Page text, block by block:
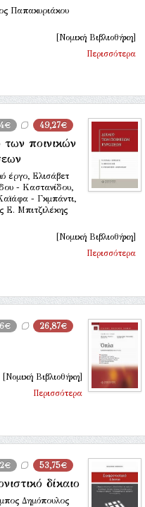
Παπακυριάκου
[Νομική Βιβλιοθήκη]
Περισσότερα
49,27€
των ποινικών
έργο, Ελισάβετ
- Καστανίδου,
- Γκμπάντι,
Ε. Μπιτζιλέκης
[Νομική Βιβλιοθήκη]
Περισσότερα
26,87€
[Νομική Βιβλιοθήκη]
Περισσότερα
53,75€
δίκαιο
Δημόπουλος